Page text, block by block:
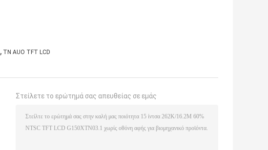
, TN AUO TFT LCD
Στείλετε το ερώτημά σας απευθείας σε εμάς